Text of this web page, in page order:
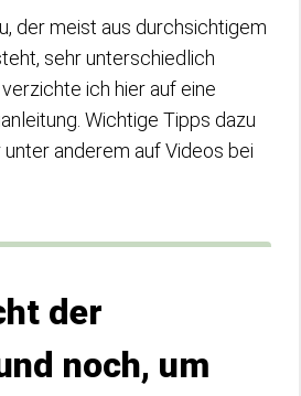
der meist aus durchsichtigem
sehr unterschiedlich
ich hier auf eine
Wichtige Tipps dazu
anderem auf Videos bei
der
noch, um